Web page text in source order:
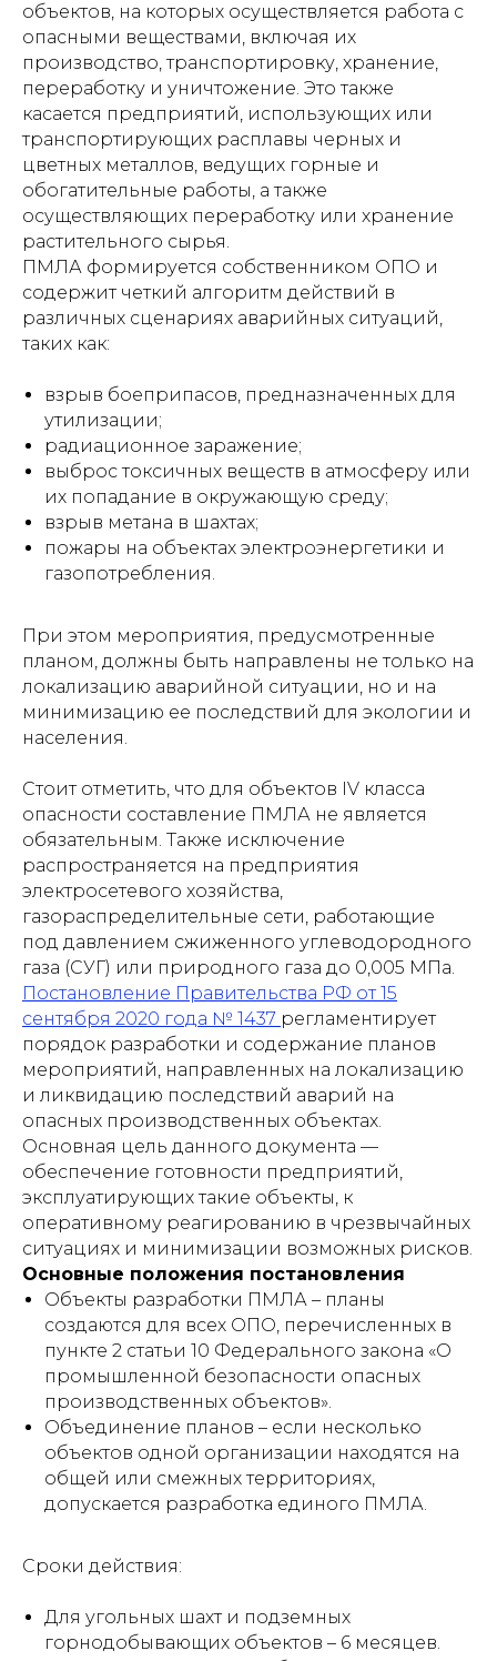
объектов, на которых осуществляется работа с
опасными веществами, включая их
производство, транспортировку, хранение,
переработку и уничтожение. Это также
касается предприятий, использующих или
транспортирующих расплавы черных и
цветных металлов, ведущих горные и
обогатительные работы, а также
осуществляющих переработку или хранение
растительного сырья.
ПМЛА формируется собственником ОПО и
содержит четкий алгоритм действий в
различных сценариях аварийных ситуаций,
таких как:
взрыв боеприпасов, предназначенных для
утилизации;
радиационное заражение;
выброс токсичных веществ в атмосферу или
их попадание в окружающую среду;
взрыв метана в шахтах;
пожары на объектах электроэнергетики и
газопотребления.
При этом мероприятия, предусмотренные
планом, должны быть направлены не только на
локализацию аварийной ситуации, но и на
минимизацию ее последствий для экологии и
населения.
Стоит отметить, что для объектов IV класса
опасности составление ПМЛА не является
обязательным. Также исключение
распространяется на предприятия
электросетевого хозяйства,
газораспределительные сети, работающие
под давлением сжиженного углеводородного
газа (СУГ) или природного газа до 0,005 МПа.
Постановление Правительства РФ от 15
сентября 2020 года № 1437 регламентирует
порядок разработки и содержание планов
мероприятий, направленных на локализацию
и ликвидацию последствий аварий на
опасных производственных объектах.
Основная цель данного документа —
обеспечение готовности предприятий,
эксплуатирующих такие объекты, к
оперативному реагированию в чрезвычайных
ситуациях и минимизации возможных рисков.
Основные положения постановления
Объекты разработки ПМЛА – планы
создаются для всех ОПО, перечисленных в
пункте 2 статьи 10 Федерального закона «О
промышленной безопасности опасных
производственных объектов».
Объединение планов – если несколько
объектов одной организации находятся на
общей или смежных территориях,
допускается разработка единого ПМЛА.
Сроки действия:
Для угольных шахт и подземных
горнодобывающих объектов – 6 месяцев.